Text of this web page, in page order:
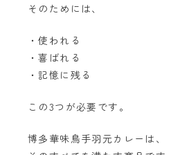
そのためには、
・使われる
・喜ばれる
・記憶に残る
この3つが必要です。
博多華味鳥手羽元カレーは、